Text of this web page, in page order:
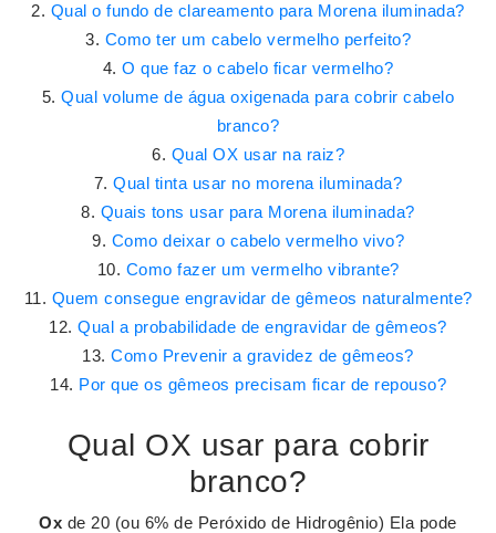
Qual o fundo de clareamento para Morena iluminada?
Como ter um cabelo vermelho perfeito?
O que faz o cabelo ficar vermelho?
Qual volume de água oxigenada para cobrir cabelo
branco?
Qual OX usar na raiz?
Qual tinta usar no morena iluminada?
Quais tons usar para Morena iluminada?
Como deixar o cabelo vermelho vivo?
Como fazer um vermelho vibrante?
Quem consegue engravidar de gêmeos naturalmente?
Qual a probabilidade de engravidar de gêmeos?
Como Prevenir a gravidez de gêmeos?
Por que os gêmeos precisam ficar de repouso?
Qual OX usar para cobrir
branco?
Ox de 20 (ou 6% de Peróxido de Hidrogênio) Ela pode